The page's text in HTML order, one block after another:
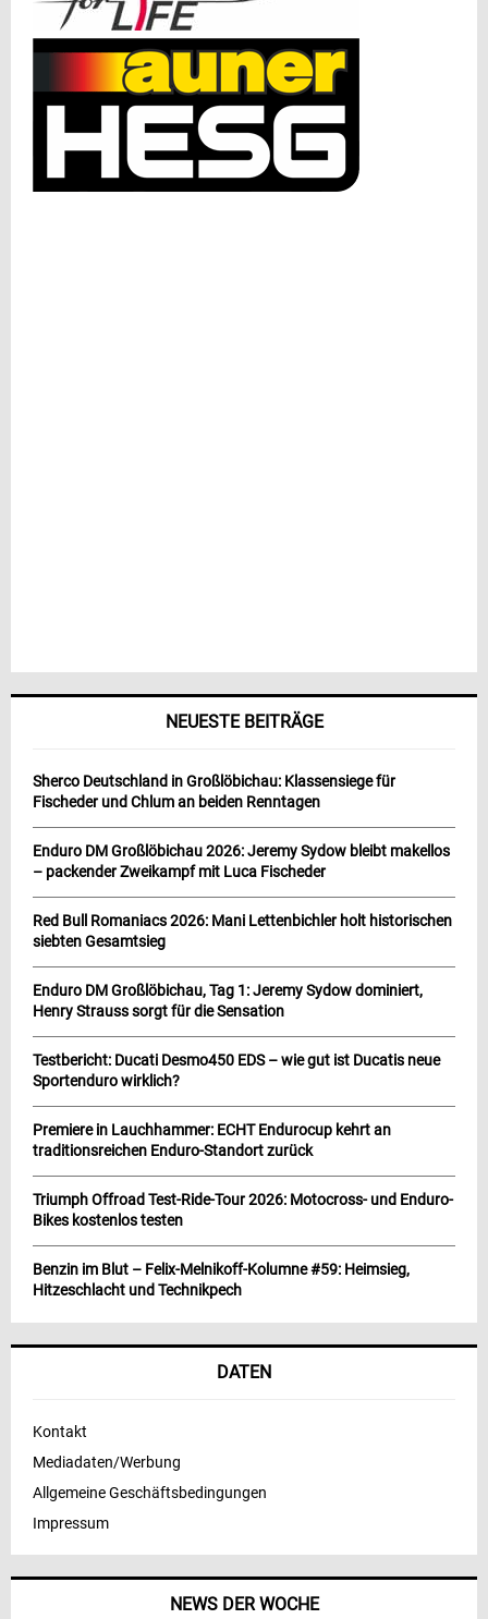
NEWS DER WOCHE
NEUESTE BEITRÄGE
Sherco Deutschland in Großlöbichau: Klassensiege für
Fischeder und Chlum an beiden Renntagen
Enduro DM Großlöbichau 2026: Jeremy Sydow bleibt makellos
– packender Zweikampf mit Luca Fischeder
Red Bull Romaniacs 2026: Mani Lettenbichler holt historischen
siebten Gesamtsieg
Enduro DM Großlöbichau, Tag 1: Jeremy Sydow dominiert,
Henry Strauss sorgt für die Sensation
Testbericht: Ducati Desmo450 EDS – wie gut ist Ducatis neue
Sportenduro wirklich?
Premiere in Lauchhammer: ECHT Endurocup kehrt an
traditionsreichen Enduro-Standort zurück
Triumph Offroad Test-Ride-Tour 2026: Motocross- und Enduro-
Bikes kostenlos testen
Benzin im Blut – Felix-Melnikoff-Kolumne #59: Heimsieg,
Hitzeschlacht und Technikpech
DATEN
Kontakt
Mediadaten/Werbung
Allgemeine Geschäftsbedingungen
Impressum